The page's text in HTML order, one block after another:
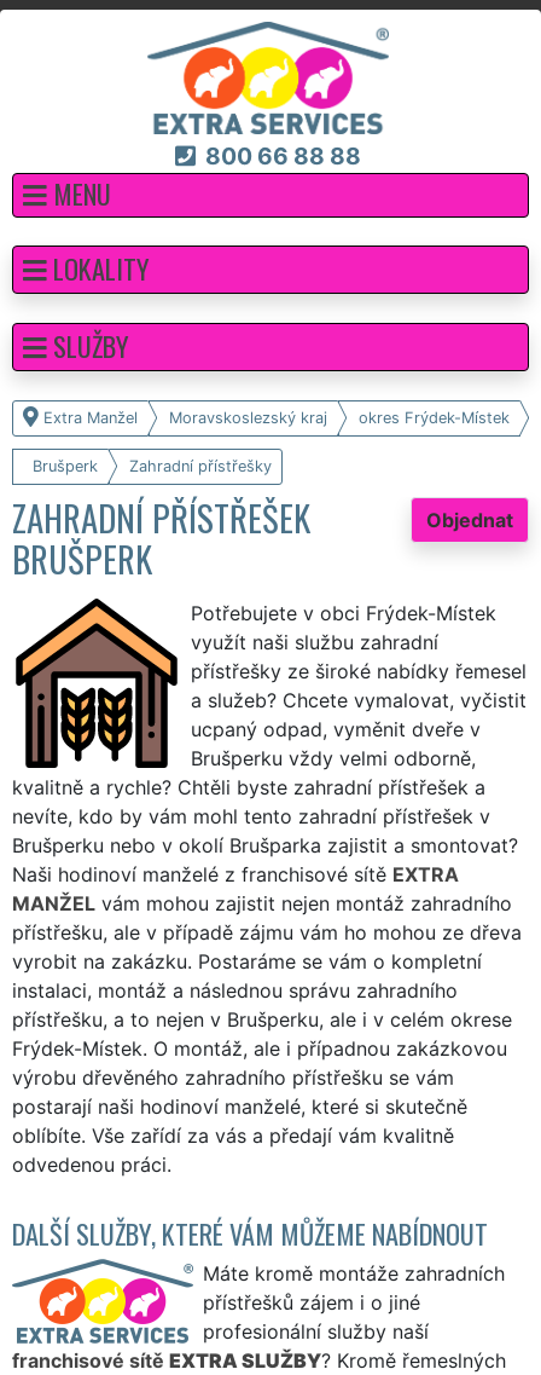
800 66 88 88
MENU
Extra Manžel Moravskoslezský kraj okres Frýdek-Místek
Brušperk Zahradní přístřešky
Objednat
ZAHRADNÍ PŘÍSTŘEŠEK
BRUŠPERK
Potřebujete v obci Frýdek-Místek
využít naši službu zahradní
přístřešky ze široké nabídky řemesel
a služeb? Chcete vymalovat, vyčistit
ucpaný odpad, vyměnit dveře v
Brušperku vždy velmi odborně,
kvalitně a rychle? Chtěli byste zahradní přístřešek a
nevíte, kdo by vám mohl tento zahradní přístřešek v
Brušperku nebo v okolí Brušparka zajistit a smontovat?
Naši hodinoví manželé z franchisové sítě EXTRA
MANŽEL vám mohou zajistit nejen montáž zahradního
přístřešku, ale v případě zájmu vám ho mohou ze dřeva
vyrobit na zakázku. Postaráme se vám o kompletní
instalaci, montáž a následnou správu zahradního
přístřešku, a to nejen v Brušperku, ale i v celém okrese
Frýdek-Místek. O montáž, ale i případnou zakázkovou
výrobu dřevěného zahradního přístřešku se vám
postarají naši hodinoví manželé, které si skutečně
oblíbíte. Vše zařídí za vás a předají vám kvalitně
odvedenou práci.
DALŠÍ SLUŽBY, KTERÉ VÁM MŮŽEME NABÍDNOUT
Máte kromě montáže zahradních
přístřešků zájem i o jiné
profesionální služby naší
franchisové sítě EXTRA SLUŽBY? Kromě řemeslných
LOKALITY
SLUŽBY